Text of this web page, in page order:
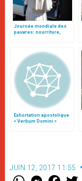
Journée mondiale des
pauvres: nourriture,
Exhortation apostolique
« Verbum Domini »
JUIN 12, 2017 11:55
W M F